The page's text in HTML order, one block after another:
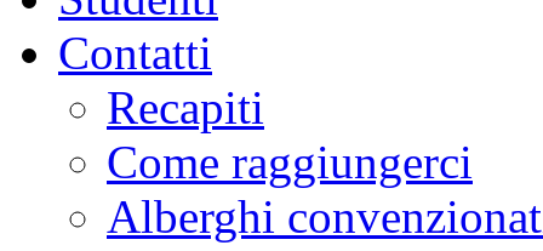
Contatti
Recapiti
Come raggiungerci
Alberghi